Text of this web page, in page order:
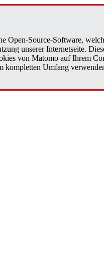
Open-Source-Software,
unserer Internetseite.
von Matomo auf Ihrem
kompletten Umfang